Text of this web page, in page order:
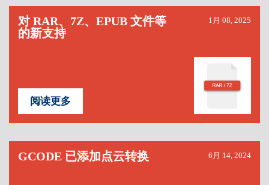
对 RAR、7Z、EPUB 文件等
的新支持
1月 08, 2025
阅读更多
GCODE 已添加点云转换 6月 14, 2024